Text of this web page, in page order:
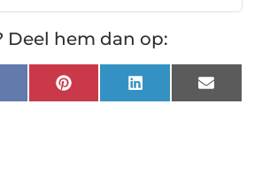
Deel hem dan op:
Pinterest LinkedIn Email